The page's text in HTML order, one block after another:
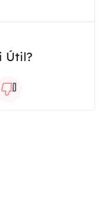
Útil?